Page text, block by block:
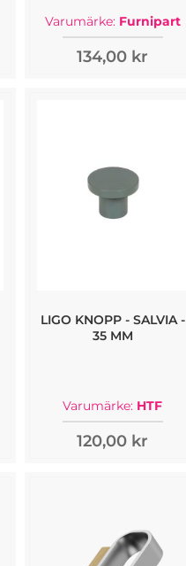
Varumärke: Furnipart
134,00 kr
LIGO KNOPP - SALVIA -
35 MM
Varumärke: HTF
120,00 kr